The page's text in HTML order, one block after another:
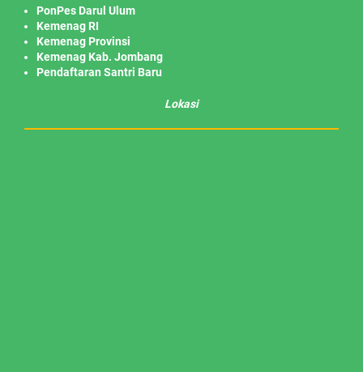
PonPes Darul Ulum
Kemenag RI
Kemenag Provinsi
Kemenag Kab. Jombang
Pendaftaran Santri Baru
Lokasi